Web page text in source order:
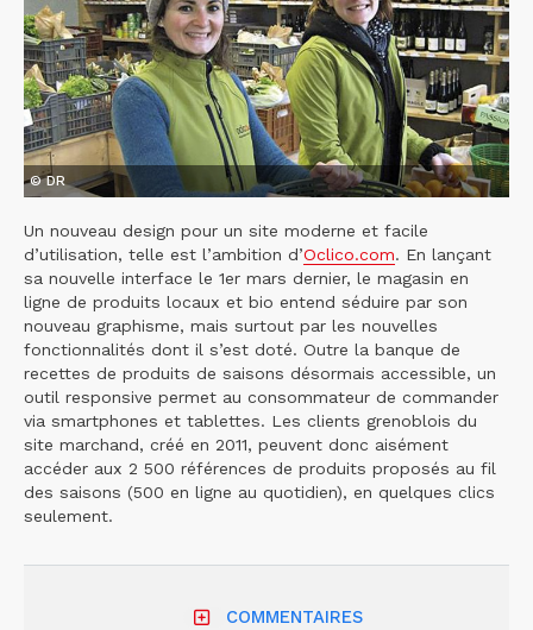
© DR
Un nouveau design pour un site moderne et facile
d’utilisation, telle est l’ambition d’Oclico.com. En lançant
sa nouvelle interface le 1er mars dernier, le magasin en
ligne de produits locaux et bio entend séduire par son
nouveau graphisme, mais surtout par les nouvelles
fonctionnalités dont il s’est doté. Outre la banque de
recettes de produits de saisons désormais accessible, un
outil responsive permet au consommateur de commander
via smartphones et tablettes. Les clients grenoblois du
site marchand, créé en 2011, peuvent donc aisément
accéder aux 2 500 références de produits proposés au fil
des saisons (500 en ligne au quotidien), en quelques clics
seulement.
COMMENTAIRES